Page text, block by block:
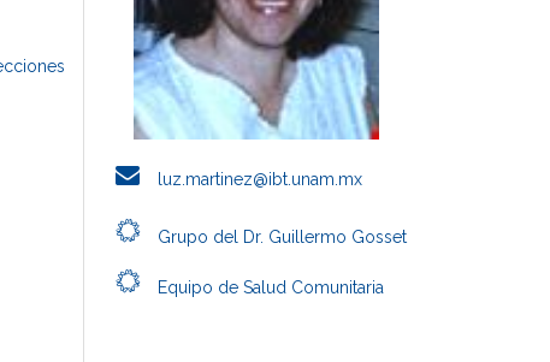
luz.martinez@ibt.unam.mx
Grupo del Dr. Guillermo Gosset
Equipo de Salud Comunitaria